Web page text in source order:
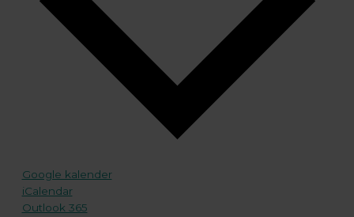
Google kalender
iCalendar
Outlook 365